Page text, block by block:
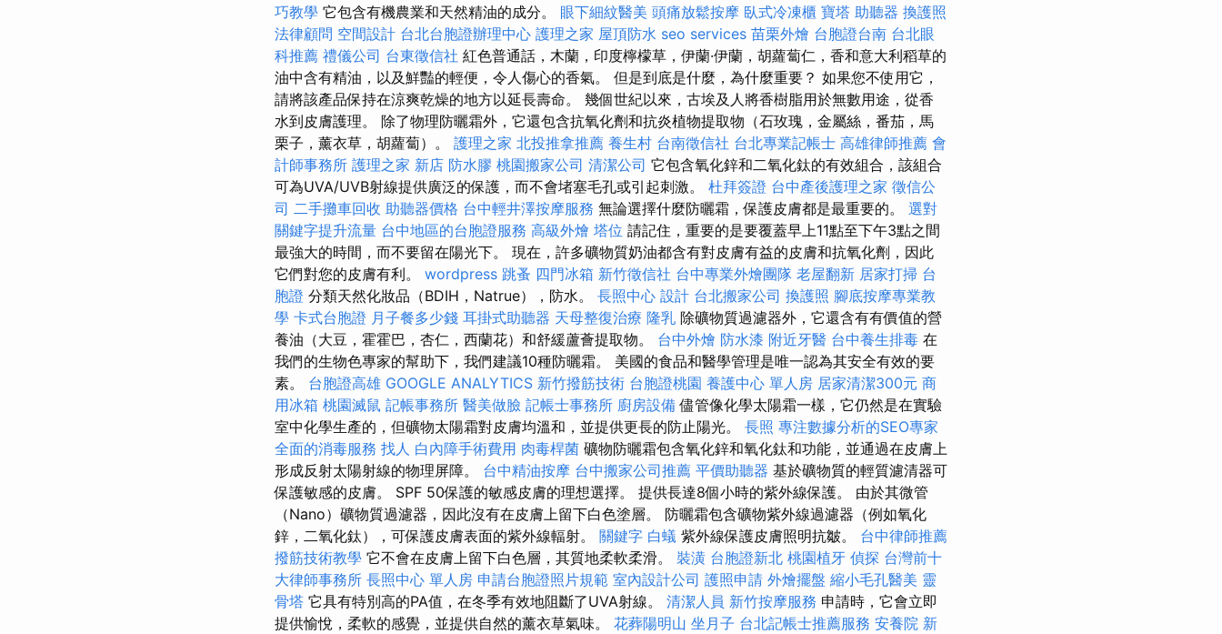
巧教學 它包含有機農業和天然精油的成分。 眼下細紋醫美 頭痛放鬆按摩 臥式冷凍櫃 寶塔 助聽器 換護照
法律顧問 空間設計 台北台胞證辦理中心 護理之家 屋頂防水 seo services 苗栗外燴 台胞證台南 台北眼
科推薦 禮儀公司 台東徵信社 紅色普通話，木蘭，印度檸檬草，伊蘭·伊蘭，胡蘿蔔仁，香和意大利稻草的
油中含有精油，以及鮮豔的輕便，令人傷心的香氣。 但是到底是什麼，為什麼重要？ 如果您不使用它，
請將該產品保持在涼爽乾燥的地方以延長壽命。 幾個世紀以來，古埃及人將香樹脂用於無數用途，從香
水到皮膚護理。 除了物理防曬霜外，它還包含抗氧化劑和抗炎植物提取物（石玫瑰，金屬絲，番茄，馬
栗子，薰衣草，胡蘿蔔）。 護理之家 北投推拿推薦 養生村 台南徵信社 台北專業記帳士 高雄律師推薦 會
計師事務所 護理之家 新店 防水膠 桃園搬家公司 清潔公司 它包含氧化鋅和二氧化鈦的有效組合，該組合
可為UVA/UVB射線提供廣泛的保護，而不會堵塞毛孔或引起刺激。 杜拜簽證 台中產後護理之家 徵信公
司 二手攤車回收 助聽器價格 台中輕井澤按摩服務 無論選擇什麼防曬霜，保護皮膚都是最重要的。 選對
關鍵字提升流量 台中地區的台胞證服務 高級外燴 塔位 請記住，重要的是要覆蓋早上11點至下午3點之間
最強大的時間，而不要留在陽光下。 現在，許多礦物質奶油都含有對皮膚有益的皮膚和抗氧化劑，因此
它們對您的皮膚有利。 wordpress 跳蚤 四門冰箱 新竹徵信社 台中專業外燴團隊 老屋翻新 居家打掃 台
胞證 分類天然化妝品（BDIH，Natrue），防水。 長照中心 設計 台北搬家公司 換護照 腳底按摩專業教
學 卡式台胞證 月子餐多少錢 耳掛式助聽器 天母整復治療 隆乳 除礦物質過濾器外，它還含有有價值的營
養油（大豆，霍霍巴，杏仁，西蘭花）和舒緩蘆薈提取物。 台中外燴 防水漆 附近牙醫 台中養生排毒 在
我們的生物色專家的幫助下，我們建議10種防曬霜。 美國的食品和醫學管理是唯一認為其安全有效的要
素。 台胞證高雄 GOOGLE ANALYTICS 新竹撥筋技術 台胞證桃園 養護中心 單人房 居家清潔300元 商
用冰箱 桃園滅鼠 記帳事務所 醫美做臉 記帳士事務所 廚房設備 儘管像化學太陽霜一樣，它仍然是在實驗
室中化學生產的，但礦物太陽霜對皮膚均溫和，並提供更長的防止陽光。 長照 專注數據分析的SEO專家
全面的消毒服務 找人 白內障手術費用 肉毒桿菌 礦物防曬霜包含氧化鋅和氧化鈦和功能，並通過在皮膚上
形成反射太陽射線的物理屏障。 台中精油按摩 台中搬家公司推薦 平價助聽器 基於礦物質的輕質濾清器可
保護敏感的皮膚。 SPF 50保護的敏感皮膚的理想選擇。 提供長達8個小時的紫外線保護。 由於其微管
（Nano）礦物質過濾器，因此沒有在皮膚上留下白色塗層。 防曬霜包含礦物紫外線過濾器（例如氧化
鋅，二氧化鈦），可保護皮膚表面的紫外線輻射。 關鍵字 白蟻 紫外線保護皮膚照明抗皺。 台中律師推薦
撥筋技術教學 它不會在皮膚上留下白色層，其質地柔軟柔滑。 裝潢 台胞證新北 桃園植牙 偵探 台灣前十
大律師事務所 長照中心 單人房 申請台胞證照片規範 室內設計公司 護照申請 外燴擺盤 縮小毛孔醫美 靈
骨塔 它具有特別高的PA值，在冬季有效地阻斷了UVA射線。 清潔人員 新竹按摩服務 申請時，它會立即
提供愉悅，柔軟的感覺，並提供自然的薰衣草氣味。 花葬陽明山 坐月子 台北記帳士推薦服務 安養院 新